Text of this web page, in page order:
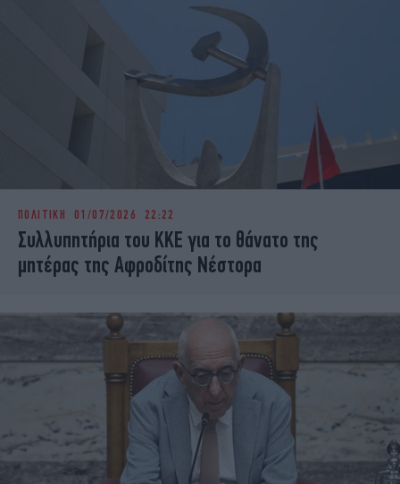
ΠΟΛΙΤΙΚΗ 01/07/2026 22:22
Συλλυπητήρια του ΚΚΕ για το θάνατο της
μητέρας της Αφροδίτης Νέστορα